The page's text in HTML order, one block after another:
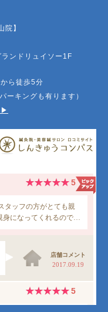
院】
ンドリュイソー1F
ら徒歩5分
ーキングも有ります）
▶︎